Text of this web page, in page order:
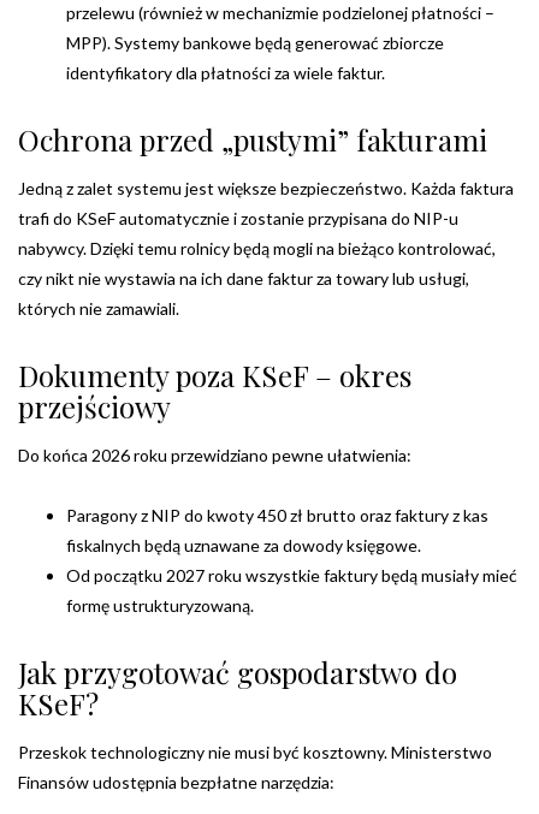
przelewu (również w mechanizmie podzielonej płatności –
MPP). Systemy bankowe będą generować zbiorcze
identyfikatory dla płatności za wiele faktur.
Ochrona przed „pustymi” fakturami
Jedną z zalet systemu jest większe bezpieczeństwo. Każda faktura
trafi do KSeF automatycznie i zostanie przypisana do NIP-u
nabywcy. Dzięki temu rolnicy będą mogli na bieżąco kontrolować,
czy nikt nie wystawia na ich dane faktur za towary lub usługi,
których nie zamawiali.
Dokumenty poza KSeF – okres
przejściowy
Do końca 2026 roku przewidziano pewne ułatwienia:
Paragony z NIP do kwoty 450 zł brutto oraz faktury z kas
fiskalnych będą uznawane za dowody księgowe.
Od początku 2027 roku wszystkie faktury będą musiały mieć
formę ustrukturyzowaną.
Jak przygotować gospodarstwo do
KSeF?
Przeskok technologiczny nie musi być kosztowny. Ministerstwo
Finansów udostępnia bezpłatne narzędzia: